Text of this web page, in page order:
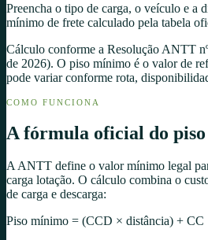
Preencha o tipo de carga, o veículo e a
mínimo de frete calculado pela tabela
Cálculo conforme a Resolução ANTT
de 2026). O piso mínimo é o valor de
pode variar conforme rota,
COMO FUNCIONA
A fórmula oficial do
A ANTT define o valor mínimo legal
carga lotação. O cálculo combina o
de carga e descarga:
Piso mínimo = (CCD × distância) + CC